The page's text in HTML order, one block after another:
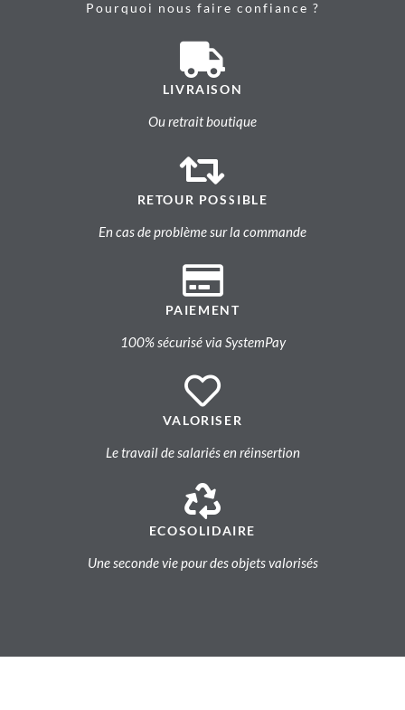
Pourquoi nous faire confiance ?
LIVRAISON
Ou retrait boutique
RETOUR POSSIBLE
En cas de problème sur la commande
PAIEMENT
100% sécurisé via SystemPay
VALORISER
Le travail de salariés en réinsertion
ECOSOLIDAIRE
Une seconde vie pour des objets valorisés